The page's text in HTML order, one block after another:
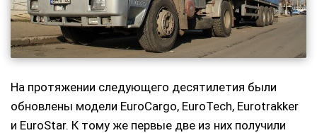
На протяжении следующего десятилетия были
обновлены модели EuroCargo, EuroTech, Eurotrakker
и EuroStar. К тому же первые две из них получили